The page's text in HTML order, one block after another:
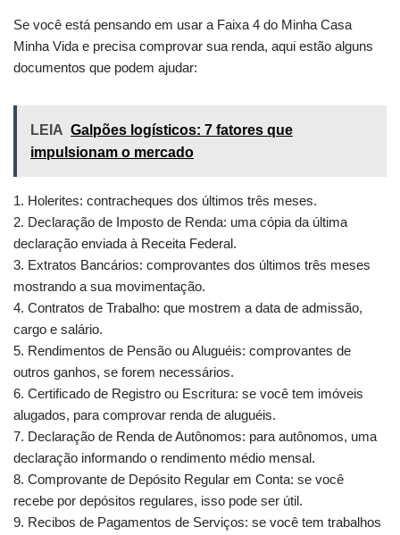
Se você está pensando em usar a Faixa 4 do Minha Casa
Minha Vida e precisa comprovar sua renda, aqui estão alguns
documentos que podem ajudar:
LEIA Galpões logísticos: 7 fatores que
impulsionam o mercado
1. Holerites: contracheques dos últimos três meses.
2. Declaração de Imposto de Renda: uma cópia da última
declaração enviada à Receita Federal.
3. Extratos Bancários: comprovantes dos últimos três meses
mostrando a sua movimentação.
4. Contratos de Trabalho: que mostrem a data de admissão,
cargo e salário.
5. Rendimentos de Pensão ou Aluguéis: comprovantes de
outros ganhos, se forem necessários.
6. Certificado de Registro ou Escritura: se você tem imóveis
alugados, para comprovar renda de aluguéis.
7. Declaração de Renda de Autônomos: para autônomos, uma
declaração informando o rendimento médio mensal.
8. Comprovante de Depósito Regular em Conta: se você
recebe por depósitos regulares, isso pode ser útil.
9. Recibos de Pagamentos de Serviços: se você tem trabalhos